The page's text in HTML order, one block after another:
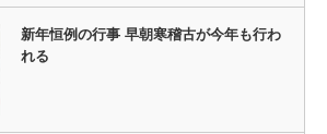
新年恒例の行事 早朝寒稽古が今年も行わ
れる